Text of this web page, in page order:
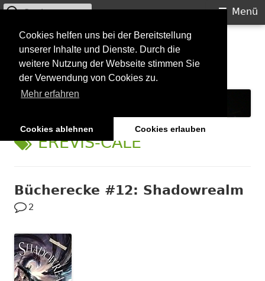
Cookies helfen uns bei der Bereitstellung
unserer Inhalte und Dienste. Durch die
weitere Nutzung der Webseite stimmen Sie
der Verwendung von Cookies zu.
Mehr erfahren
Cookies ablehnen Cookies erlauben
Springe
Inhalt
Starkilla
Konzertberichte und mehr
Primäres
Menü
Menü
Suchen
SCHLAGWORT:
EREVIS-CALE
Bücherecke #12: Shadowrealm
2